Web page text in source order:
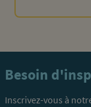
Besoin
Inscrivez-vous à